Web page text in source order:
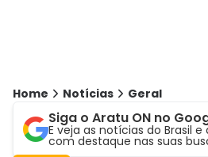
Home Notícias Geral
Siga o Aratu ON no
E veja as notícias do Brasil e
com destaque nas suas